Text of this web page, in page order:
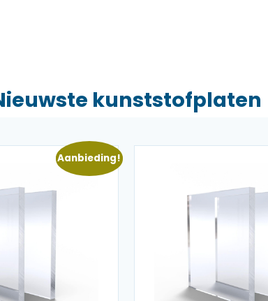
kunststofplaten
Aanbieding!